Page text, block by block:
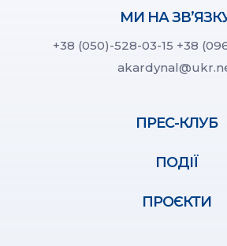
МИ НА
+38 (050)-528-03-15 +38
ПРЕС-КЛУБ
ПОДІЇ
ПРОЄКТИ